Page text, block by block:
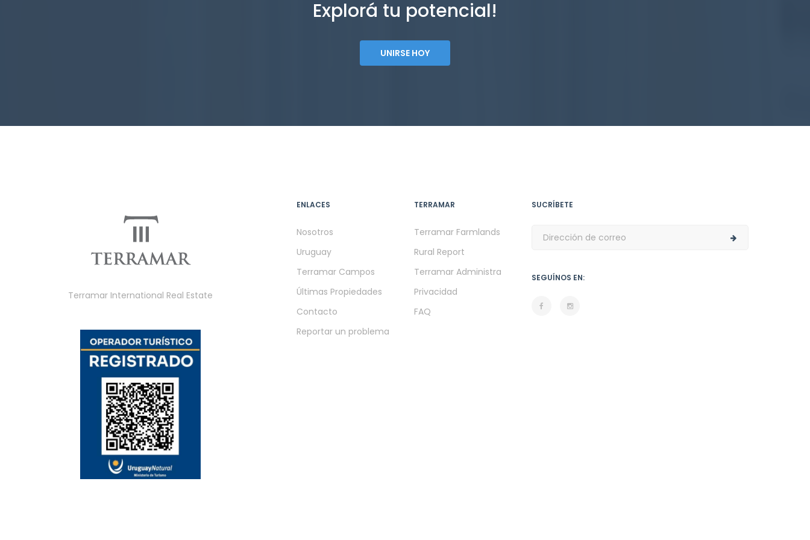
Explorá tu potencial!
UNIRSE HOY
Terramar International Real Estate
ENLACES
Nosotros
Uruguay
Terramar Campos
Últimas Propiedades
Contacto
Reportar un problema
TERRAMAR
Terramar Farmlands
Rural Report
Terramar Administra
Privacidad
FAQ
SUCRÍBETE
SEGUÍNOS EN: